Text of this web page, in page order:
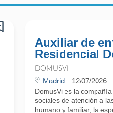
Auxiliar de
Residencial
DOMUSVI
Madrid 12/07/2026
DomusVi es la
sociales de atención a
humano y familiar, la